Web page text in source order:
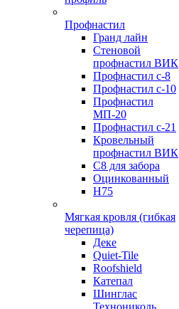
Профнастил
Гранд лайн
Стеновой
профнастил ВИК
Профнастил с-8
Профнастил с-10
Профнастил
МП-20
Профнастил с-21
Кровельный
профнастил ВИК
С8 для забора
Оцинкованный
Н75
Мягкая кровля (гибкая
черепица)
Деке
Quiet-Tile
Roofshield
Катепал
Шинглас
Технониколь